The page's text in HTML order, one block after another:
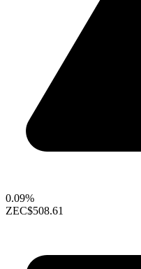
0.09%
ZEC$508.61